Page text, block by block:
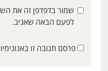
שמור בדפדפן זה את
לפעם הבאה שאגיב.
פרסם תגובה זו